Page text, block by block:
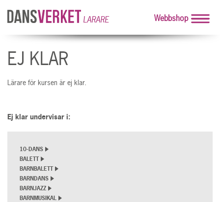
LARARE Webbshop
EJ KLAR
Lärare för kursen är ej klar.
Ej klar undervisar i:
10-DANS
BALETT
BARNBALETT
BARNDANS
BARNJAZZ
BARNMUSIKAL